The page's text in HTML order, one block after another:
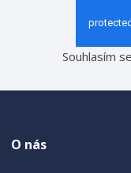
Souhlasím se
O nás